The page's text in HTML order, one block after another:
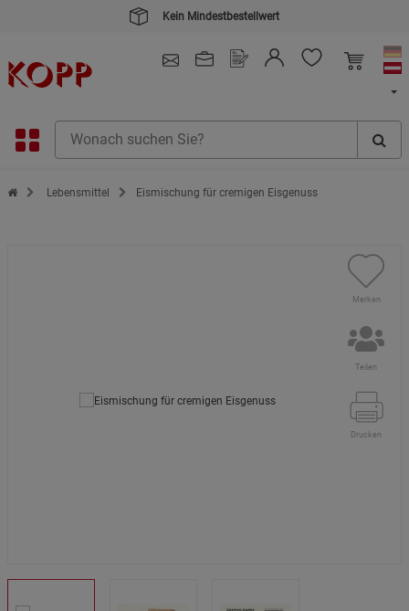
Kein Mindestbestellwert
Zur Startseite des Kopp Verlag Online-Shop
Lebensmittel Eismischung für cremigen Eisgenuss
Merken
Teilen
Drucken